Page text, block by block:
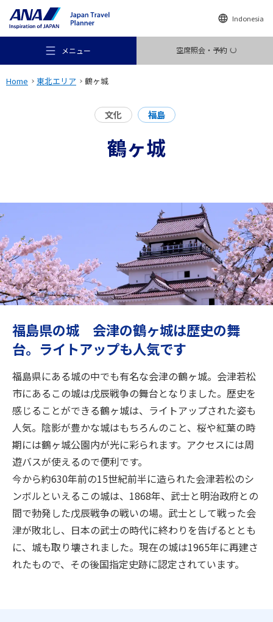
Indonesia
メニュー 空席照会・予約
行き先
旅のお役立ち情報
閉じる
Home 東北エリア 鶴ヶ城
文化 福島
鶴ヶ城
福島県の城 会津の鶴ヶ城は歴史の舞
台。ライトアップも人気です
福島県にある城の中でも有名な会津の鶴ヶ城。会津若松
市にあるこの城は戊辰戦争の舞台となりました。歴史を
感じることができる鶴ヶ城は、ライトアップされた姿も
人気。陰影が豊かな城はもちろんのこと、桜や紅葉の時
期には鶴ヶ城公園内が光に彩られます。アクセスには周
遊バスが使えるので便利です。
今から約630年前の15世紀前半に造られた会津若松のシ
ンボルといえるこの城は、1868年、武士と明治政府との
間で勃発した戊辰戦争の戦いの場。武士として戦った会
津が敗北し、日本の武士の時代に終わりを告げるととも
に、城も取り壊されました。現在の城は1965年に再建さ
れたもので、その後国指定史跡に認定されています。